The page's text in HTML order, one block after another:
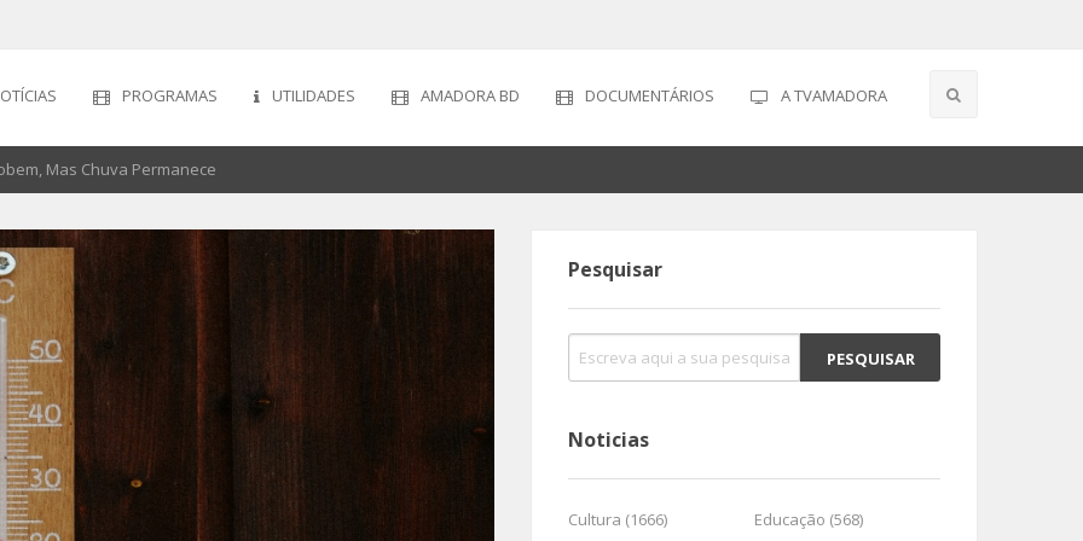
PROGRAMAS UTILIDADES AMADORA BD DOCUMENTÁRIOS A TVAMADORA
Mas Chuva Permanece
Pesquisar
Noticias
Cultura (1666)
Educação (568)